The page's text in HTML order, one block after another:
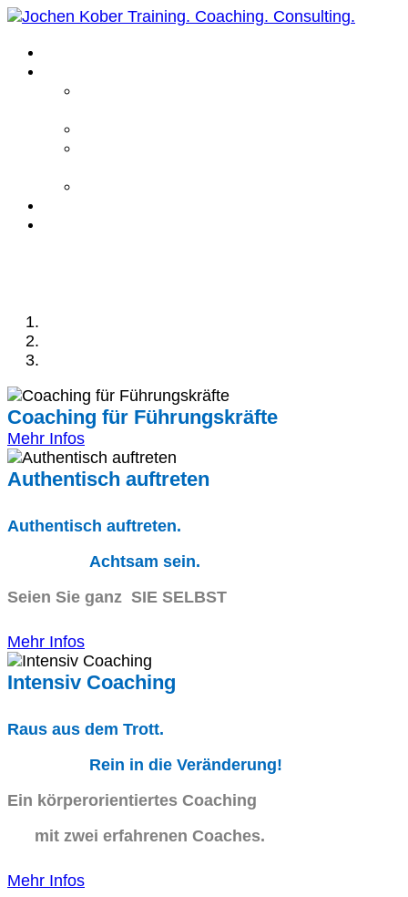
Coaching für Führungskräfte
Mehr Infos
Authentisch auftreten
Authentisch auftreten.
Achtsam sein.
Seien Sie ganz SIE SELBST
Mehr Infos
Intensiv Coaching
Raus aus dem Trott.
Rein in die Veränderung!
Ein körperorientiertes Coaching
mit zwei erfahrenen Coaches.
Mehr Infos